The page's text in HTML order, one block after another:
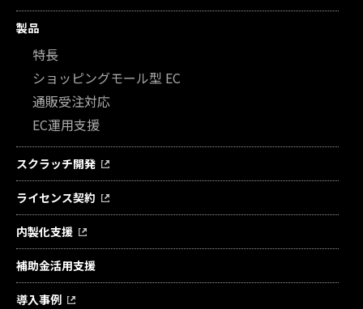
製品
特長
ショッピングモール型 EC
通販受注対応
EC運用支援
スクラッチ開発
ライセンス契約
内製化支援
補助金活用支援
導入事例